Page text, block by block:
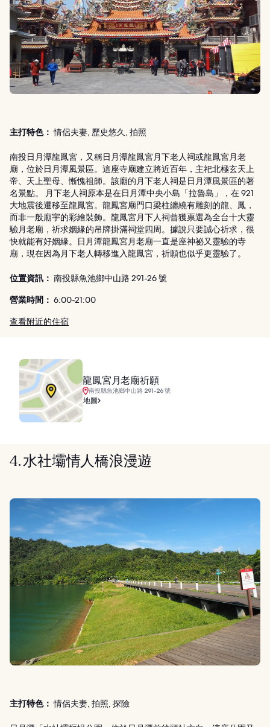
主打特色： 情侶夫妻, 歷史悠久, 拍照
南投日月潭龍鳳宮，又稱日月潭龍鳳宮月下老人祠或龍鳳宮月老
廟，位於日月潭風景區。這座寺廟建立將近百年，主祀北極玄天上
帝、天上聖母、慚愧祖師。該廟的月下老人祠是日月潭風景區的著
名景點。 月下老人祠原本是在日月潭中央小島「拉魯島」，在 921
大地震後遷移至龍鳳宮。龍鳳宮廟門口梁柱纏繞有雕刻的龍、鳳，
而非一般廟宇的彩繪裝飾。龍鳳宮月下人祠曾獲票選為全台十大靈
驗月老廟，祈求姻緣的吊牌掛滿祠堂四周。據說只要誠心祈求，很
快就能有好姻緣。日月潭龍鳳宮月老廟一直是座神祕又靈驗的寺
廟，現在因為月下老人轉移進入龍鳳宮，祈願也似乎更靈驗了。
位置資訊： 南投縣魚池鄉中山路 291-26 號
營業時間： 6:00-21:00
查看附近的住宿
龍鳳宮月老廟祈願
南投縣魚池鄉中山路 291-26 號
地圖
4. 水社壩情人橋浪漫遊
主打特色： 情侶夫妻, 拍照, 探險